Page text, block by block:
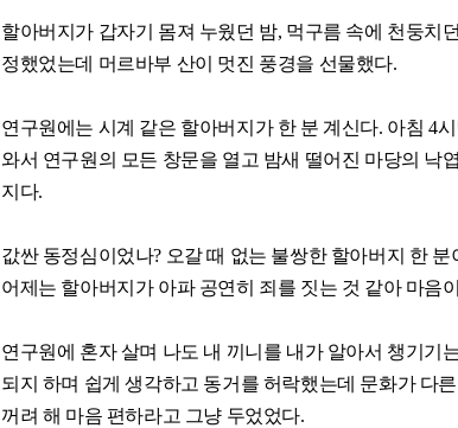
할아버지가 갑자기 몸져 누웠던 밤, 먹구름 속에 천둥치
정했었는데 머르바부 산이 멋진 풍경을 선물했다.
연구원에는 시계 같은 할아버지가 한 분 계신다. 아침 4
와서 연구원의 모든 창문을 열고 밤새 떨어진 마당의 낙
지다.
값싼 동정심이었나? 오갈 때 없는 불쌍한 할아버지 한
어제는 할아버지가 아파 공연히 죄를 짓는 것 같아 마음
연구원에 혼자 살며 나도 내 끼니를 내가 알아서 챙기기
되지 하며 쉽게 생각하고 동거를 허락했는데 문화가 다
꺼려 해 마음 편하라고 그냥 두었었다.